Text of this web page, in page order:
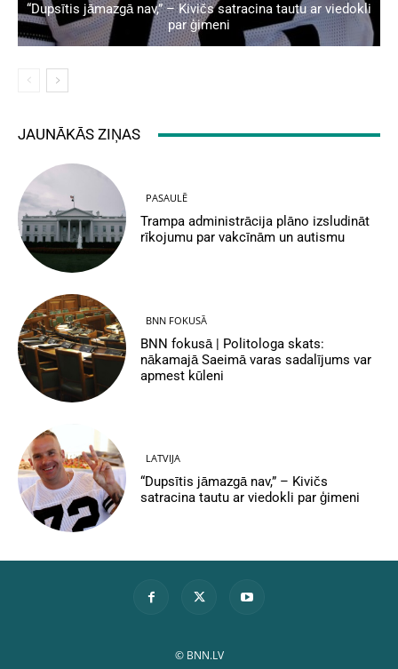
“Dupsītis jāmazgā nav,” – Kivičs satracina tautu ar viedokli
par ģimeni
JAUNĀKĀS ZIŅAS
PASAULĒ
Trampa administrācija plāno izsludināt
rīkojumu par vakcīnām un autismu
BNN FOKUSĀ
BNN fokusā | Politologa skats:
nākamajā Saeimā varas sadalījums var
apmest kūleni
LATVIJA
“Dupsītis jāmazgā nav,” – Kivičs
satracina tautu ar viedokli par ģimeni
© BNN.LV